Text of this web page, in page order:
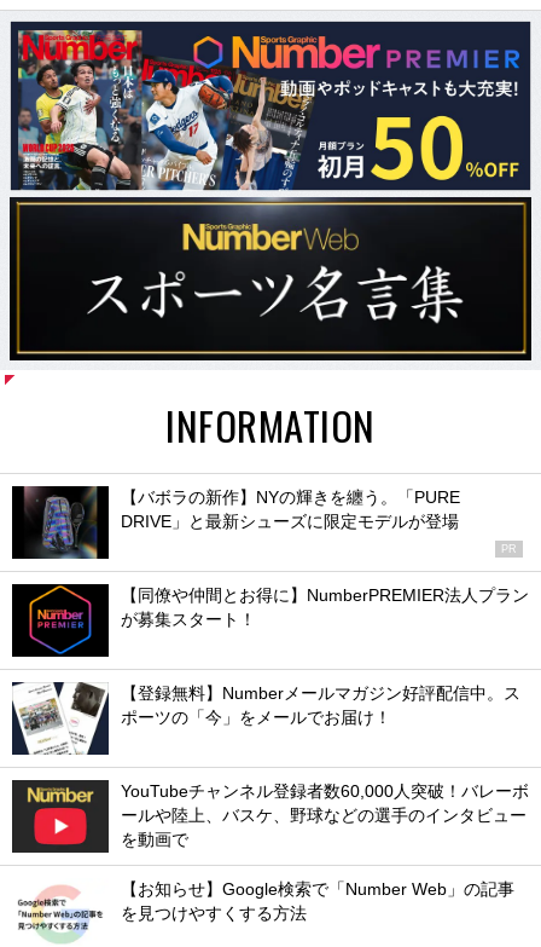
INFORMATION
【バボラの新作】NYの輝きを纏う。「PURE
DRIVE」と最新シューズに限定モデルが登場
PR
【同僚や仲間とお得に】NumberPREMIER法人プラン
が募集スタート！
【登録無料】Numberメールマガジン好評配信中。ス
ポーツの「今」をメールでお届け！
YouTubeチャンネル登録者数60,000人突破！バレーボ
ールや陸上、バスケ、野球などの選手のインタビュー
を動画で
【お知らせ】Google検索で「Number Web」の記事
を見つけやすくする方法